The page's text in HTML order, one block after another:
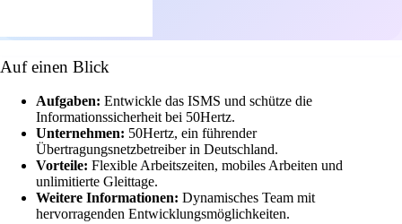
Auf einen Blick
Aufgaben: Entwickle das ISMS und schütze die
Informationssicherheit bei 50Hertz.
Unternehmen: 50Hertz, ein führender
Übertragungsnetzbetreiber in Deutschland.
Vorteile: Flexible Arbeitszeiten, mobiles Arbeiten und
unlimitierte Gleittage.
Weitere Informationen: Dynamisches Team mit
hervorragenden Entwicklungsmöglichkeiten.